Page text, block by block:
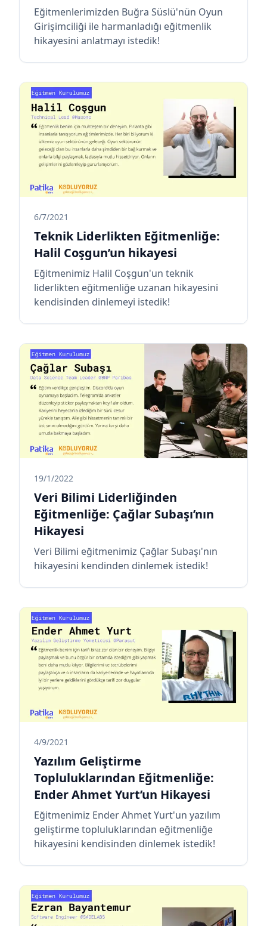
Eğitmenlerimizden Buğra Süslü'nün Oyun
Girişimciliği ile harmanladığı eğitmenlik
hikayesini anlatmayı istedik!
6/7/2021
Teknik Liderlikten Eğitmenliğe:
Halil Coşgun’un hikayesi
Eğitmenimiz Halil Coşgun'un teknik
liderlikten eğitmenliğe uzanan hikayesini
kendisinden dinlemeyi istedik!
19/1/2022
Veri Bilimi Liderliğinden
Eğitmenliğe: Çağlar Subaşı’nın
Hikayesi
Veri Bilimi eğitmenimiz Çağlar Subaşı'nın
hikayesini kendinden dinlemek istedik!
4/9/2021
Yazılım Geliştirme
Topluluklarından Eğitmenliğe:
Ender Ahmet Yurt’un Hikayesi
Eğitmenimiz Ender Ahmet Yurt'un yazılım
geliştirme topluluklarından eğitmenliğe
hikayesini kendisinden dinlemek istedik!